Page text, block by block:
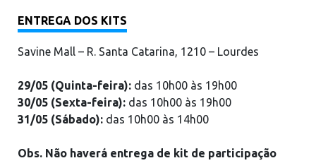
ENTREGA DOS KITS
Savine Mall – R. Santa Catarina, 1210 – Lourdes
29/05 (Quinta-feira): das 10h00 às 19h00
30/05 (Sexta-feira): das 10h00 às 19h00
31/05 (Sábado): das 10h00 às 14h00
Obs. Não haverá entrega de kit de participação